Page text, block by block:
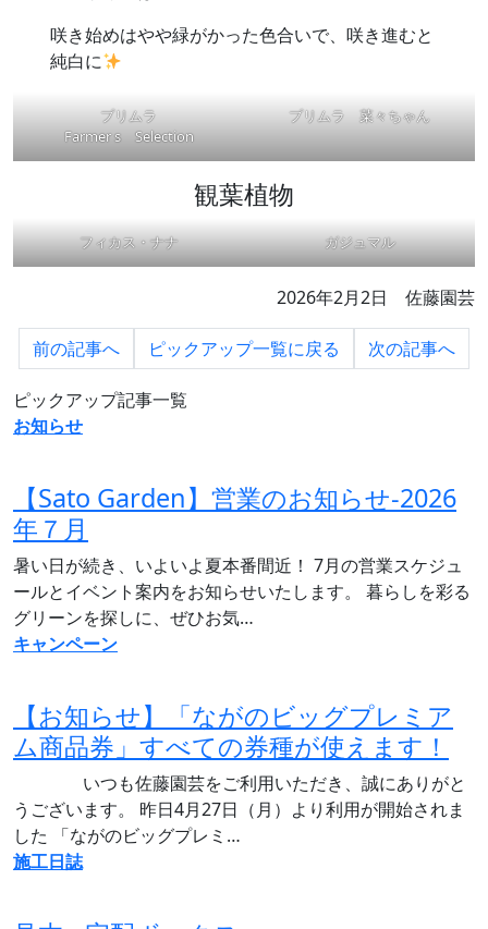
咲き始めはやや緑がかった色合いで、咲き進むと
純白に
プリムラ
Farmer s Selection
プリムラ 菜々ちゃん
観葉植物
フィカス・ナナ ガジュマル
2026年2月2日 佐藤園芸
前の記事へ ピックアップ一覧に戻る 次の記事へ
ピックアップ記事一覧
お知らせ
【Sato Garden】営業のお知らせ‐2026
年７月
暑い日が続き、いよいよ夏本番間近！ 7月の営業スケジュ
ールとイベント案内をお知らせいたします。 暮らしを彩る
グリーンを探しに、ぜひお気…
キャンペーン
【お知らせ】「ながのビッグプレミア
ム商品券」すべての券種が使えます！
いつも佐藤園芸をご利用いただき、誠にありがと
うございます。 昨日4月27日（月）より利用が開始されま
した 「ながのビッグプレミ…
施工日誌